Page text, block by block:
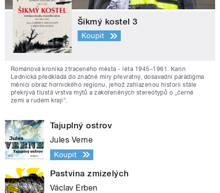
Šikmý kostel 3
Koupit
Románová kronika ztraceného města - léta 1945–1961. Karin
Lednická předkládá do značné míry převratný, dosavadní paradigma
měnící obraz hornického regionu, jehož zahlazenou historii stále
překrývá tlustá vrstva mýtů a zakořeněných stereotypů o „černé
zemi a rudém kraji“.
Tajuplný ostrov
Jules Verne
Koupit
Pastvina zmizelých
Václav Erben